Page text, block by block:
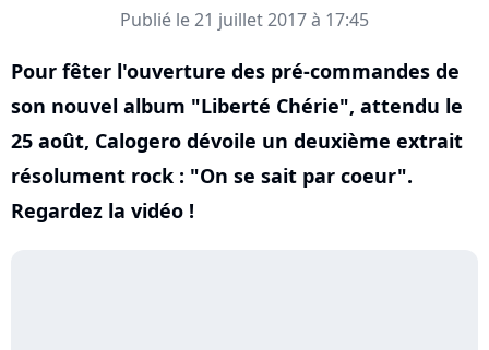
Publié le 21 juillet 2017 à 17:45
Pour fêter l'ouverture des pré-commandes de
son nouvel album "Liberté Chérie", attendu le
25 août, Calogero dévoile un deuxième extrait
résolument rock : "On se sait par coeur".
Regardez la vidéo !